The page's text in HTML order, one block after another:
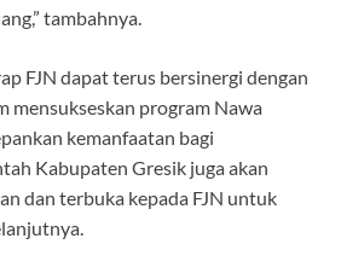
tambahnya.
FJN dapat terus bersinergi dengan
mensukseskan program Nawa
kemanfaatan bagi
Kabupaten Gresik juga akan
dan terbuka kepada FJN untuk